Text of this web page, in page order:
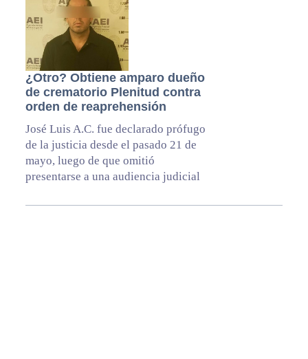
¿Otro? Obtiene amparo dueño
de crematorio Plenitud contra
orden de reaprehensión
José Luis A.C. fue declarado prófugo
de la justicia desde el pasado 21 de
mayo, luego de que omitió
presentarse a una audiencia judicial